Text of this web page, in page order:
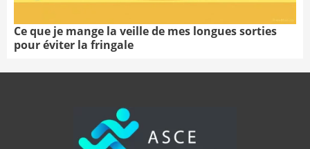
Ce que je mange la veille de mes longues sorties
pour éviter la fringale